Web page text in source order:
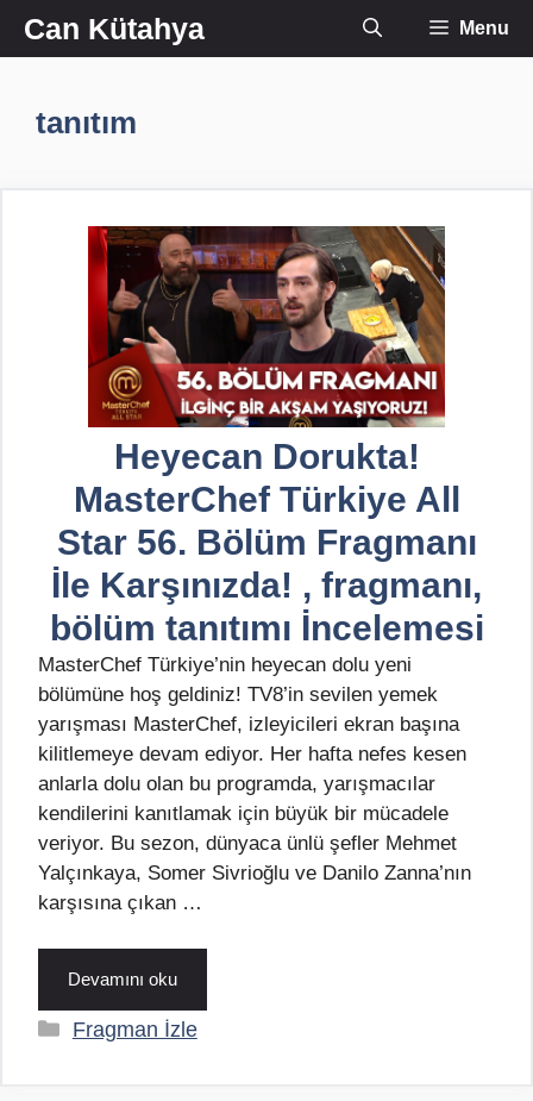
İçeriğe
atlaCan Kütahya Menu
tanıtım
Heyecan Dorukta!
MasterChef Türkiye All
Star 56. Bölüm Fragmanı
İle Karşınızda! , fragmanı,
bölüm tanıtımı İncelemesi
MasterChef Türkiye’nin heyecan dolu yeni
bölümüne hoş geldiniz! TV8’in sevilen yemek
yarışması MasterChef, izleyicileri ekran başına
kilitlemeye devam ediyor. Her hafta nefes kesen
anlarla dolu olan bu programda, yarışmacılar
kendilerini kanıtlamak için büyük bir mücadele
veriyor. Bu sezon, dünyaca ünlü şefler Mehmet
Yalçınkaya, Somer Sivrioğlu ve Danilo Zanna’nın
karşısına çıkan …
Devamını oku
Kategoriler
Fragman İzle